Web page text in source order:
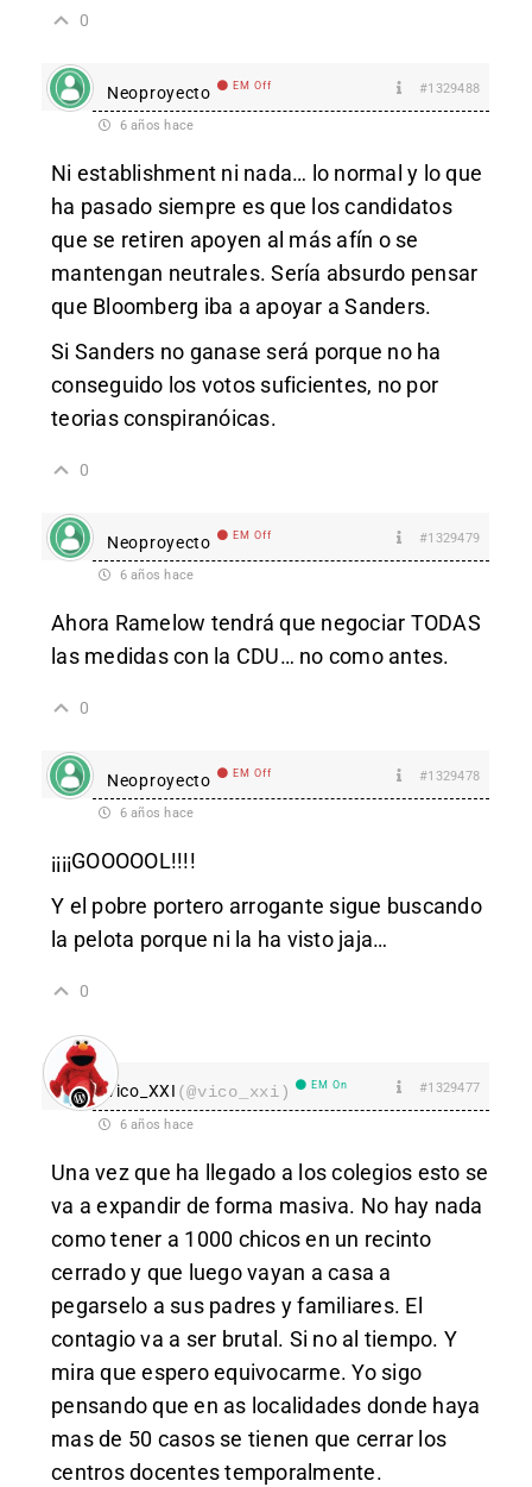
0
Neoproyecto EM Off #1329488
6 años hace
Ni establishment ni nada… lo normal y lo que
ha pasado siempre es que los candidatos
que se retiren apoyen al más afín o se
mantengan neutrales. Sería absurdo pensar
que Bloomberg iba a apoyar a Sanders.
Si Sanders no ganase será porque no ha
conseguido los votos suficientes, no por
teorias conspiranóicas.
0
Neoproyecto EM Off #1329479
6 años hace
Ahora Ramelow tendrá que negociar TODAS
las medidas con la CDU… no como antes.
0
Neoproyecto EM Off #1329478
6 años hace
¡¡¡¡GOOOOOL!!!!
Y el pobre portero arrogante sigue buscando
la pelota porque ni la ha visto jaja…
0
vico_XXI (@vico_xxi) EM On #1329477
6 años hace
Una vez que ha llegado a los colegios esto se
va a expandir de forma masiva. No hay nada
como tener a 1000 chicos en un recinto
cerrado y que luego vayan a casa a
pegarselo a sus padres y familiares. El
contagio va a ser brutal. Si no al tiempo. Y
mira que espero equivocarme. Yo sigo
pensando que en as localidades donde haya
mas de 50 casos se tienen que cerrar los
centros docentes temporalmente.